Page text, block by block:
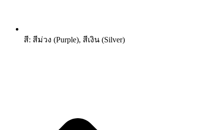
สี: สีม่วง (Purple), สีเงิน (Silver)